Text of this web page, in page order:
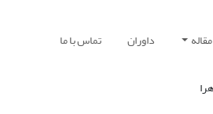
داوران تماس با ما